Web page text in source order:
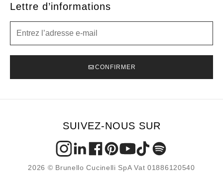
Lettre d’informations
CONFIRMER
SUIVEZ-NOUS SUR
2026 © Brunello Cucinelli SpA Vat 01886120540